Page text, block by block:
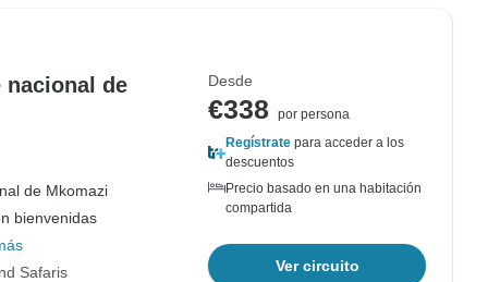
nacional de
de Mkomazi
bienvenidas
Safaris
Desde
€338
por persona
Regístrate para acceder a los
descuentos
Precio basado en una habitación
compartida
Ver circuito